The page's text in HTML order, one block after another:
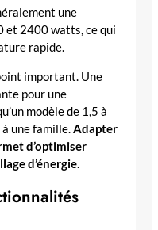
une
et 2400 watts, ce qui
rapide.
important. Une
pour une
modèle de 1,5 à
une famille.Adapter
d’optimiser
d’énergie.